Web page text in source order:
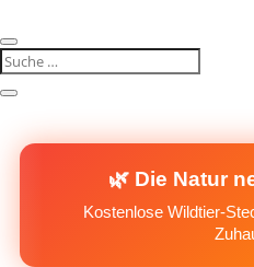
🌿 Die Natur
Kostenlose Wildtier-